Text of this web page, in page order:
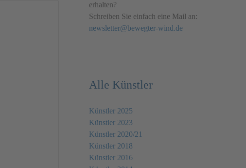
erhalten?
Schreiben Sie einfach eine Mail an:
newsletter@bewegter-wind.de
Alle Künstler
Künstler 2025
Künstler 2023
Künstler 2020/21
Künstler 2018
Künstler 2016